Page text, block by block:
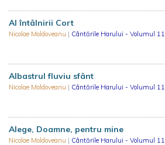
Al întâlnirii Cort
Nicolae Moldoveanu | Cântările Harului - Volumul 11
Albastrul fluviu sfânt
Nicolae Moldoveanu | Cântările Harului - Volumul 11
Alege, Doamne, pentru mine
Nicolae Moldoveanu | Cântările Harului - Volumul 11